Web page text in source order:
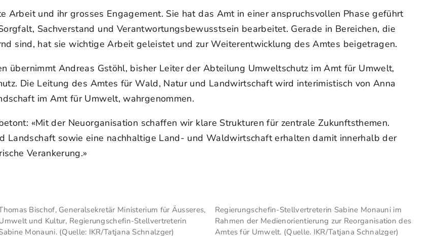
Arbeit und ihr grosses Engagement. Sie hat das Amt in einer anspruchsvollen Phase geführt
Sachverstand und Verantwortungsbewusstsein bearbeitet. Gerade in Bereichen, die
sind, hat sie wichtige Arbeit geleistet und zur Weiterentwicklung des Amtes beigetragen.
übernimmt Andreas Gstöhl, bisher Leiter der Abteilung Umweltschutz im Amt für Umwelt,
Die Leitung des Amtes für Wald, Natur und Landwirtschaft wird interimistisch von Anna
im Amt für Umwelt, wahrgenommen.
«Mit der Neuorganisation schaffen wir klare Strukturen für zentrale Zukunftsthemen.
Landschaft sowie eine nachhaltige Land- und Waldwirtschaft erhalten damit innerhalb der
Verankerung.»
Bischof, Generalsekretär Ministerium für Äusseres,
und Kultur, Regierungschefin-Stellvertreterin
Monauni. (Quelle: IKR/Tatjana Schnalzger)
Regierungschefin-Stellvertreterin Sabine Monauni im
Rahmen der Medienorientierung zur Reorganisation des
Amtes für Umwelt. (Quelle. IKR/Tatjana Schnalzger)